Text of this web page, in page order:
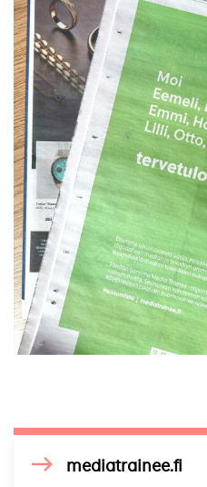
mediatrainee.fi